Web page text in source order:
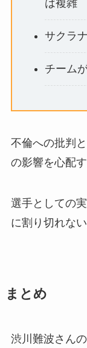
は複雑
サクラ
チーム
不倫への批判
の影響を心配
選手としての
に割り切れな
まとめ
渋川難波さん